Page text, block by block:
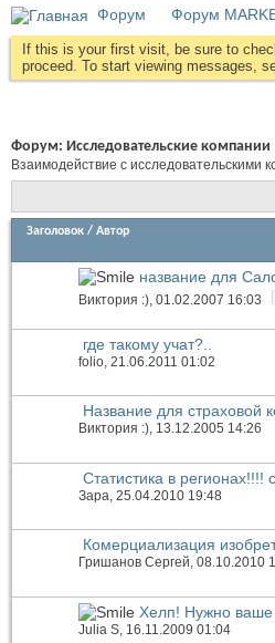
Форум Форум
If this is your first visit, be sure to
proceed. To start viewing messages,
Форум: Исследовательские компании
Взаимодействие с
Заголовок / Автор
название для
Виктория :), 01.02.2007 16:03
где такому учат?..
folio, 21.06.2011 01:02
Название для страховой
Виктория :), 13.12.2005 14:26
Статистика в регионах!!!!
Зара , 25.04.2010 19:48
Комерциализация
Гришанов Сергей, 08.10.2010
Хелп! Нужно ваше
Julia S , 16.11.2009 01:04